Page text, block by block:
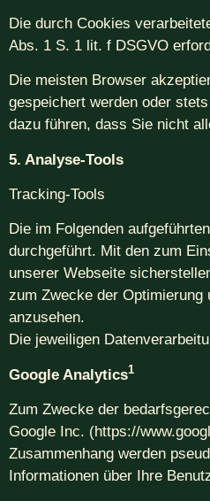
Die durch Cookies
Abs. 1 S. 1 lit. f DSGVO
Die meisten Browser
gespeichert werden oder
dazu führen, dass Sie nicht
5. Analyse-Tools
Tracking-Tools
Die im Folgenden
durchgeführt. Mit den zum
unserer Webseite
zum Zwecke der
anzusehen.
Die jeweiligen
Google Analytics1
Zum Zwecke der
Google Inc. (https://
Zusammenhang werden
Informationen über Ihre